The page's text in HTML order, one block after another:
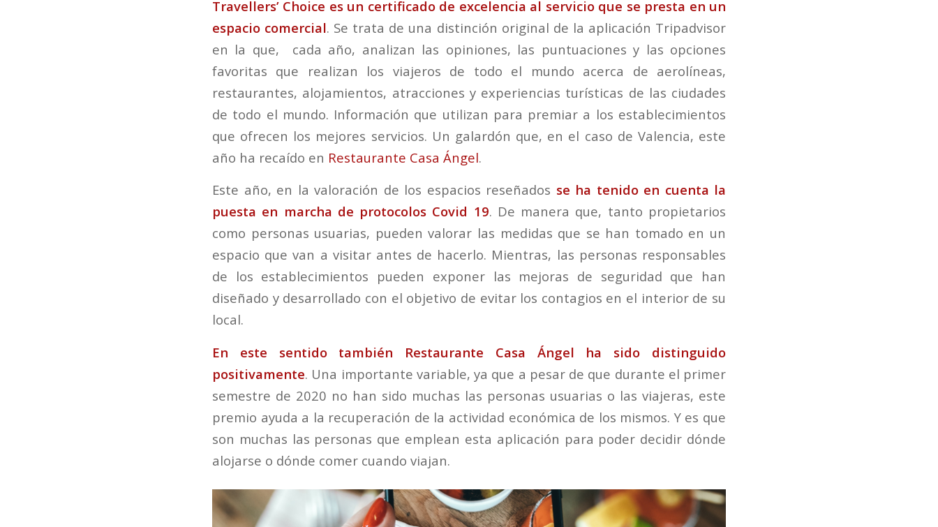
Travellers’ Choice es un certificado de excelencia al servicio que se presta en un
espacio comercial. Se trata de una distinción original de la aplicación Tripadvisor
en la que, cada año, analizan las opiniones, las puntuaciones y las opciones
favoritas que realizan los viajeros de todo el mundo acerca de aerolíneas,
restaurantes, alojamientos, atracciones y experiencias turísticas de las ciudades
de todo el mundo. Información que utilizan para premiar a los establecimientos
que ofrecen los mejores servicios. Un galardón que, en el caso de Valencia, este
año ha recaído en Restaurante Casa Ángel.
Este año, en la valoración de los espacios reseñados se ha tenido en cuenta la
puesta en marcha de protocolos Covid 19. De manera que, tanto propietarios
como personas usuarias, pueden valorar las medidas que se han tomado en un
espacio que van a visitar antes de hacerlo. Mientras, las personas responsables
de los establecimientos pueden exponer las mejoras de seguridad que han
diseñado y desarrollado con el objetivo de evitar los contagios en el interior de su
local.
En este sentido también Restaurante Casa Ángel ha sido distinguido
positivamente. Una importante variable, ya que a pesar de que durante el primer
semestre de 2020 no han sido muchas las personas usuarias o las viajeras, este
premio ayuda a la recuperación de la actividad económica de los mismos. Y es que
son muchas las personas que emplean esta aplicación para poder decidir dónde
alojarse o dónde comer cuando viajan.